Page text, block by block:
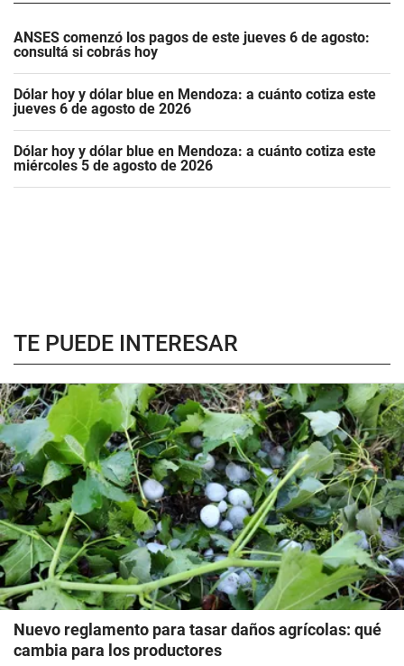
ANSES comenzó los pagos de este jueves 6 de agosto:
consultá si cobrás hoy
Dólar hoy y dólar blue en Mendoza: a cuánto cotiza este
jueves 6 de agosto de 2026
Dólar hoy y dólar blue en Mendoza: a cuánto cotiza este
miércoles 5 de agosto de 2026
TE PUEDE INTERESAR
Nuevo reglamento para tasar daños agrícolas: qué
cambia para los productores